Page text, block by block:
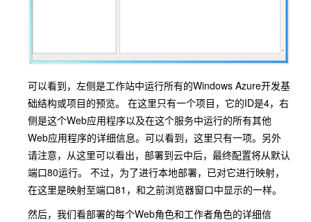
可以看到，左侧是工作站中运行所有的Windows Azure开发基
础结构或项目的预览。 在这里只有一个项目，它的ID是4，右
侧是这个Web应用程序以及在这个服务中运行的所有其他
Web应用程序的详细信息。可以看到，这里只有一项。另外
请注意，从这里可以看出，部署到云中后，最终配置将从默认
端口80运行。 不过，为了进行本地部署，已对它进行映射，
在这里是映射至端口81，和之前浏览器窗口中显示的一样。
然后，我们看部署的每个Web角色和工作者角色的详细信